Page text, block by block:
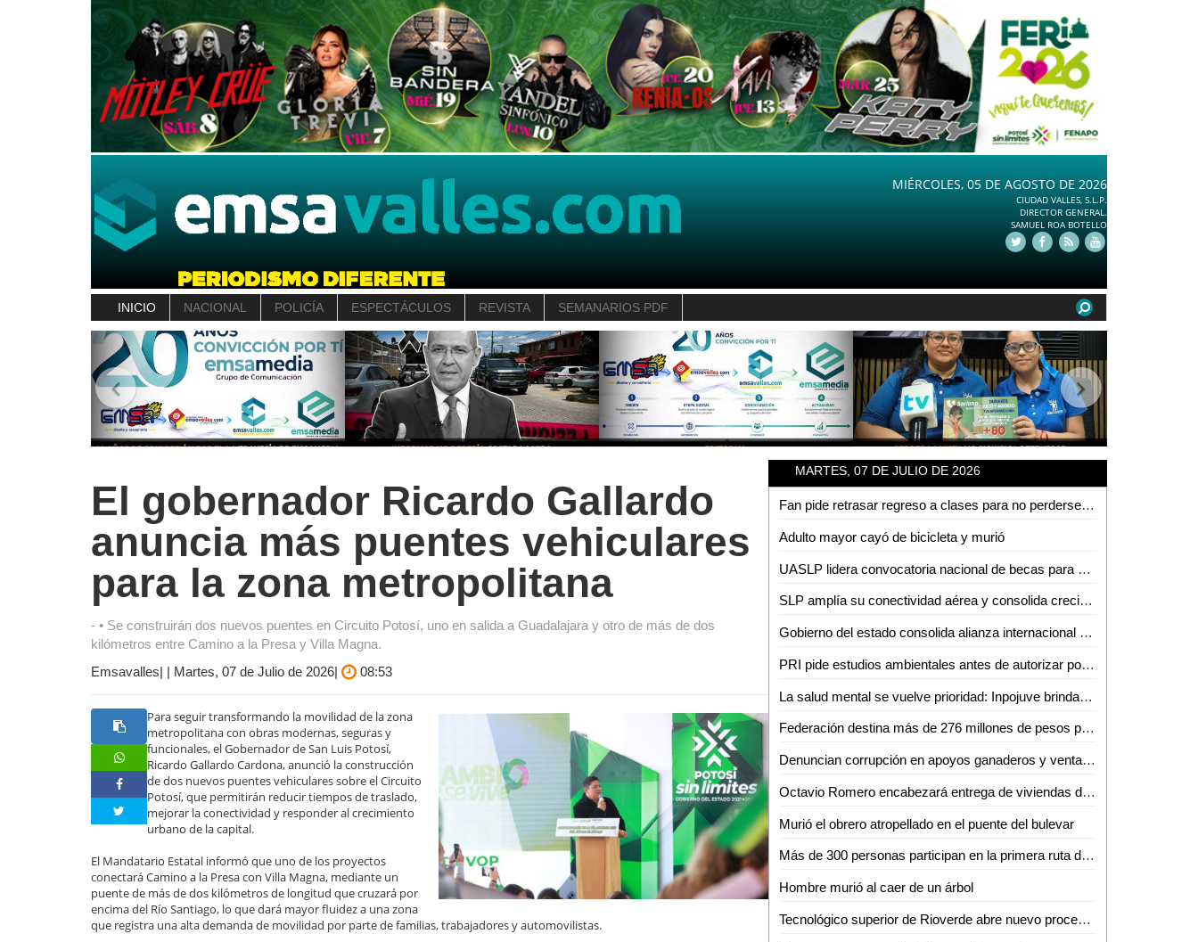
MIÉRCOLES, 05 DE AGOSTO DE 2026
CIUDAD VALLES, S.L.P.
DIRECTOR GENERAL.
SAMUEL ROA BOTELLO
INICIO NACIONAL POLICÍA ESPECTÁCULOS REVISTA SEMANARIOS PDF
El gobernador Ricardo Gallardo
anuncia más puentes vehiculares
para la zona metropolitana
- • Se construirán dos nuevos puentes en Circuito Potosí, uno en salida a Guadalajara y otro de más de dos
kilómetros entre Camino a la Presa y Villa Magna.
Emsavalles| | Martes, 07 de Julio de 2026|
08:53
Para seguir transformando la movilidad de la zona
metropolitana con obras modernas, seguras y
funcionales, el Gobernador de San Luis Potosí,
Ricardo Gallardo Cardona, anunció la construcción
de dos nuevos puentes vehiculares sobre el Circuito
Potosí, que permitirán reducir tiempos de traslado,
mejorar la conectividad y responder al crecimiento
urbano de la capital.
El Mandatario Estatal informó que uno de los proyectos
conectará Camino a la Presa con Villa Magna, mediante un
puente de más de dos kilómetros de longitud que cruzará por
encima del Río Santiago, lo que dará mayor fluidez a una zona
que registra una alta demanda de movilidad por parte de familias, trabajadores y automovilistas.
MARTES, 07 DE JULIO DE 2026
Fan pide retrasar regreso a clases para no perderse concierto de Los Tigres del Norte en la Fenapo
Adulto mayor cayó de bicicleta y murió
UASLP lidera convocatoria nacional de becas para doble titulación en ingeniería con Francia
SLP amplía su conectividad aérea y consolida crecimiento turistico y económico
Gobierno del estado consolida alianza internacional en salud mental
PRI pide estudios ambientales antes de autorizar posible fracking en la Huasteca Potosina
La salud mental se vuelve prioridad: Inpojuve brinda atención psicológica en la Huasteca
Federación destina más de 276 millones de pesos para fortalecer la salud en SLP
Denuncian corrupción en apoyos ganaderos y venta de aretes
Octavio Romero encabezará entrega de viviendas del Infonavit en Ciudad Valles
Murió el obrero atropellado en el puente del bulevar
Más de 300 personas participan en la primera ruta de senderismo por la reinserción
Hombre murió al caer de un árbol
Tecnológico superior de Rioverde abre nuevo proceso de admisión por alta demanda